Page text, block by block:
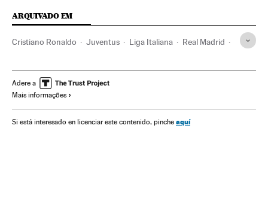
ARQUIVADO EM
Cristiano Ronaldo Juventus Liga Italiana Real Madrid
Times esportes Futebol
Adere a
Mais informações
Si está interesado en licenciar este contenido, pinche aquí